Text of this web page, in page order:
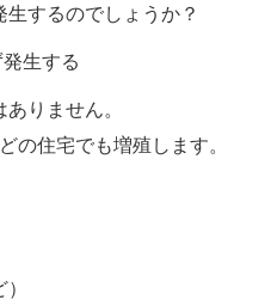
するのでしょうか？
生する
りません。
の住宅でも増殖します。